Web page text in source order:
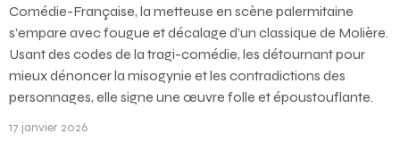
Comédie-Française, la metteuse en scène palermitaine
s’empare avec fougue et décalage d’un classique de Molière.
Usant des codes de la tragi-comédie, les détournant pour
mieux dénoncer la misogynie et les contradictions des
personnages, elle signe une œuvre folle et époustouflante.
17 janvier 2026